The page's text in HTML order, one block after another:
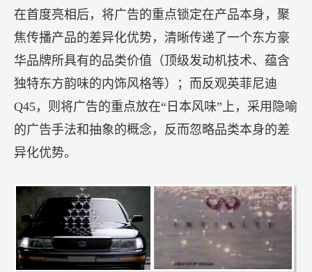
在首度亮相后，将广告的重点锁定在产品本身，聚
焦传播产品的差异化优势，清晰传递了一个东方豪
华品牌所具有的品类价值（顶级发动机技术、蕴含
独特东方韵味的内饰风格等）；而反观英菲尼迪
Q45，则将广告的重点放在“日本风味”上，采用隐喻
的广告手法和抽象的概念，反而忽略品类本身的差
异化优势。